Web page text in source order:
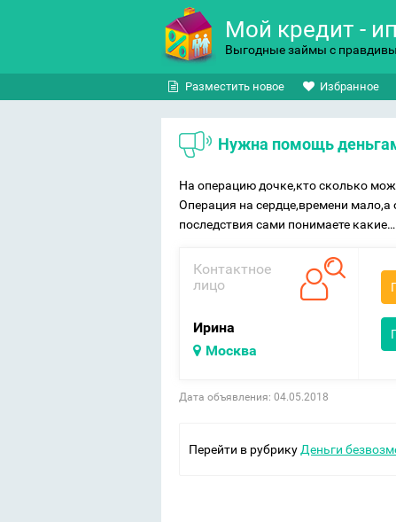
Мой кредит -
Выгодные займы с
Разместить новое Избранное
Нужна помощь
На операцию дочке,кто сколько
Операция на сердце,времени мало,а
последствия сами понимаете
Контактное
лицо
Ирина
Москва
Дата объявления: 04.05.2018
Перейти в рубрику Деньги